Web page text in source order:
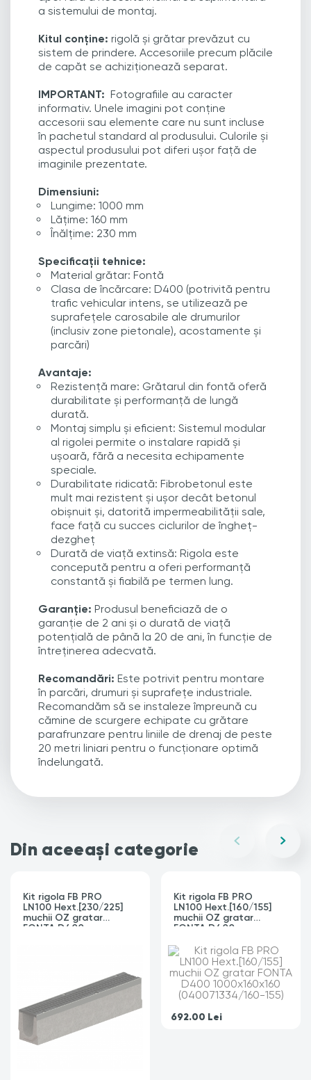
a sistemului de montaj.
Kitul conține: rigolă și grătar prevăzut cu
sistem de prindere. Accesoriile precum plăcile
de capăt se achiziționează separat.
IMPORTANT: Fotografiile au caracter
informativ. Unele imagini pot conține
accesorii sau elemente care nu sunt incluse
în pachetul standard al produsului. Culorile și
aspectul produsului pot diferi ușor față de
imaginile prezentate.
Dimensiuni:
Lungime: 1000 mm
Lățime: 160 mm
Înălțime: 230 mm
Specificații tehnice:
Material grătar: Fontă
Clasa de încărcare: D400 (potrivită pentru
trafic vehicular intens, se utilizează pe
suprafețele carosabile ale drumurilor
(inclusiv zone pietonale), acostamente și
parcări)
Avantaje:
Rezistență mare: Grătarul din fontă oferă
durabilitate și performanță de lungă
durată.
Montaj simplu și eficient: Sistemul modular
al rigolei permite o instalare rapidă și
ușoară, fără a necesita echipamente
speciale.
Durabilitate ridicată: Fibrobetonul este
mult mai rezistent și ușor decât betonul
obișnuit și, datorită impermeabilității sale,
face față cu succes ciclurilor de îngheț-
dezgheț
Durată de viață extinsă: Rigola este
concepută pentru a oferi performanță
constantă și fiabilă pe termen lung.
Garanție: Produsul beneficiază de o
garanție de 2 ani și o durată de viață
potențială de până la 20 de ani, în funcție de
întreținerea adecvată.
Recomandări: Este potrivit pentru montare
în parcări, drumuri și suprafețe industriale.
Recomandăm să se instaleze împreună cu
cămine de scurgere echipate cu grătare
parafrunzare pentru liniile de drenaj de peste
20 metri liniari pentru o funcționare optimă
îndelungată.
Din aceeași categorie
Kit rigola FB PRO
LN100 Hext.[230/225]
muchii OZ gratar
FONTA D400
Kit rigola FB PRO
LN100 Hext.[160/155]
muchii OZ gratar
FONTA D400
(040071334/160-155)
692.00 Lei